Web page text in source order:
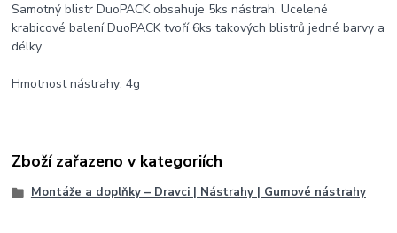
Samotný blistr DuoPACK obsahuje 5ks nástrah. Ucelené
krabicové balení DuoPACK tvoří 6ks takových blistrů jedné barvy a
délky.
Hmotnost nástrahy: 4g
Zboží zařazeno v kategoriích
Montáže a doplňky – Dravci | Nástrahy | Gumové nástrahy